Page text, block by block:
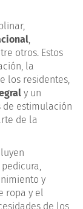
,
otros. Estos
la
los residentes,
y un
estimulación
de la
y
ropa y el
de los